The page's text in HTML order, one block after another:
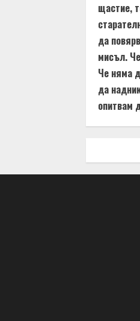
щастие,
да
мисъл.
Че няма
да
опитвам